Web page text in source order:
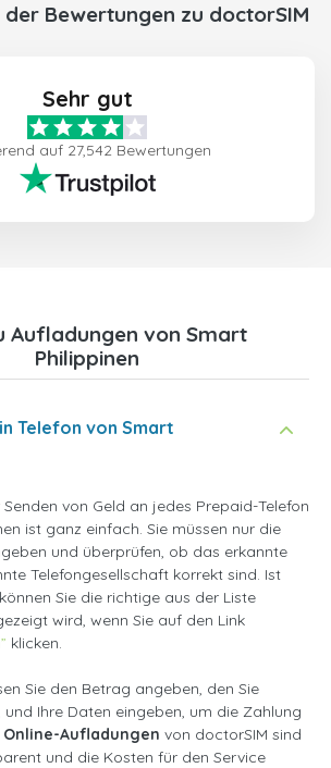
Bewertungen zu doctorSIM
Sehr gut
auf 27,542 Bewertungen
Aufladungen von Smart
Philippinen
Telefon von Smart
von Geld an jedes Prepaid-Telefon
ist ganz einfach. Sie müssen nur die
und überprüfen, ob das erkannte
Telefongesellschaft korrekt sind. Ist
Sie die richtige aus der Liste
wird, wenn Sie auf den Link
klicken.
Sie den Betrag angeben, den Sie
Ihre Daten eingeben, um die Zahlung
Online-Aufladungen von doctorSIM sind
und die Kosten für den Service